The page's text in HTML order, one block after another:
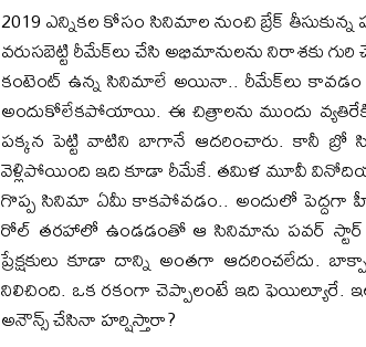
2019 ఎన్నిక‌ల కోసం సినిమాల నుంచి బ్రేక్
వ‌రుస‌బెట్టి రీమేక్‌లు చేసి అభిమానుల‌ను నిరాశ‌కు
కంటెంట్ ఉన్న సినిమాలే అయినా.. రీమేక్‌లు కావ‌డం
అందుకోలేక‌పోయాయి. ఈ చిత్రాల‌ను ముందు
ప‌క్క‌న పెట్టి వాటిని బాగానే ఆద‌రించారు. కానీ బ్రో
వెళ్లిపోయింది ఇది కూడా రీమేకే. త‌మిళ మూవీ
గొప్ప సినిమా ఏమీ కాక‌పోవ‌డం.. అందులో పెద్ద‌గా
రోల్ త‌ర‌హాలో ఉండ‌డంతో ఆ సినిమాను ప‌వర్ స్టార్
ప్రేక్ష‌కులు కూడా దాన్ని అంత‌గా
నిలిచింది. ఒక ర‌కంగా చెప్పాలంటే ఇది ఫెయిల్యూరే.
అనౌన్స్ చేసినా హ‌ర్షిస్తారా?